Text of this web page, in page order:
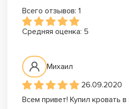
Всего отзывов: 1
Средняя оценка: 5
Михаил
26.09.2020
Всем привет! Купил кровать